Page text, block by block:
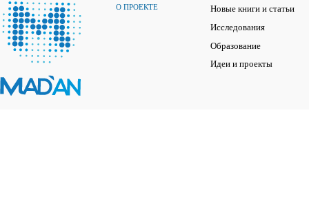
О ПРОЕКТЕ
Новые книги и статьи
Исследования
Образование
Идеи и проекты